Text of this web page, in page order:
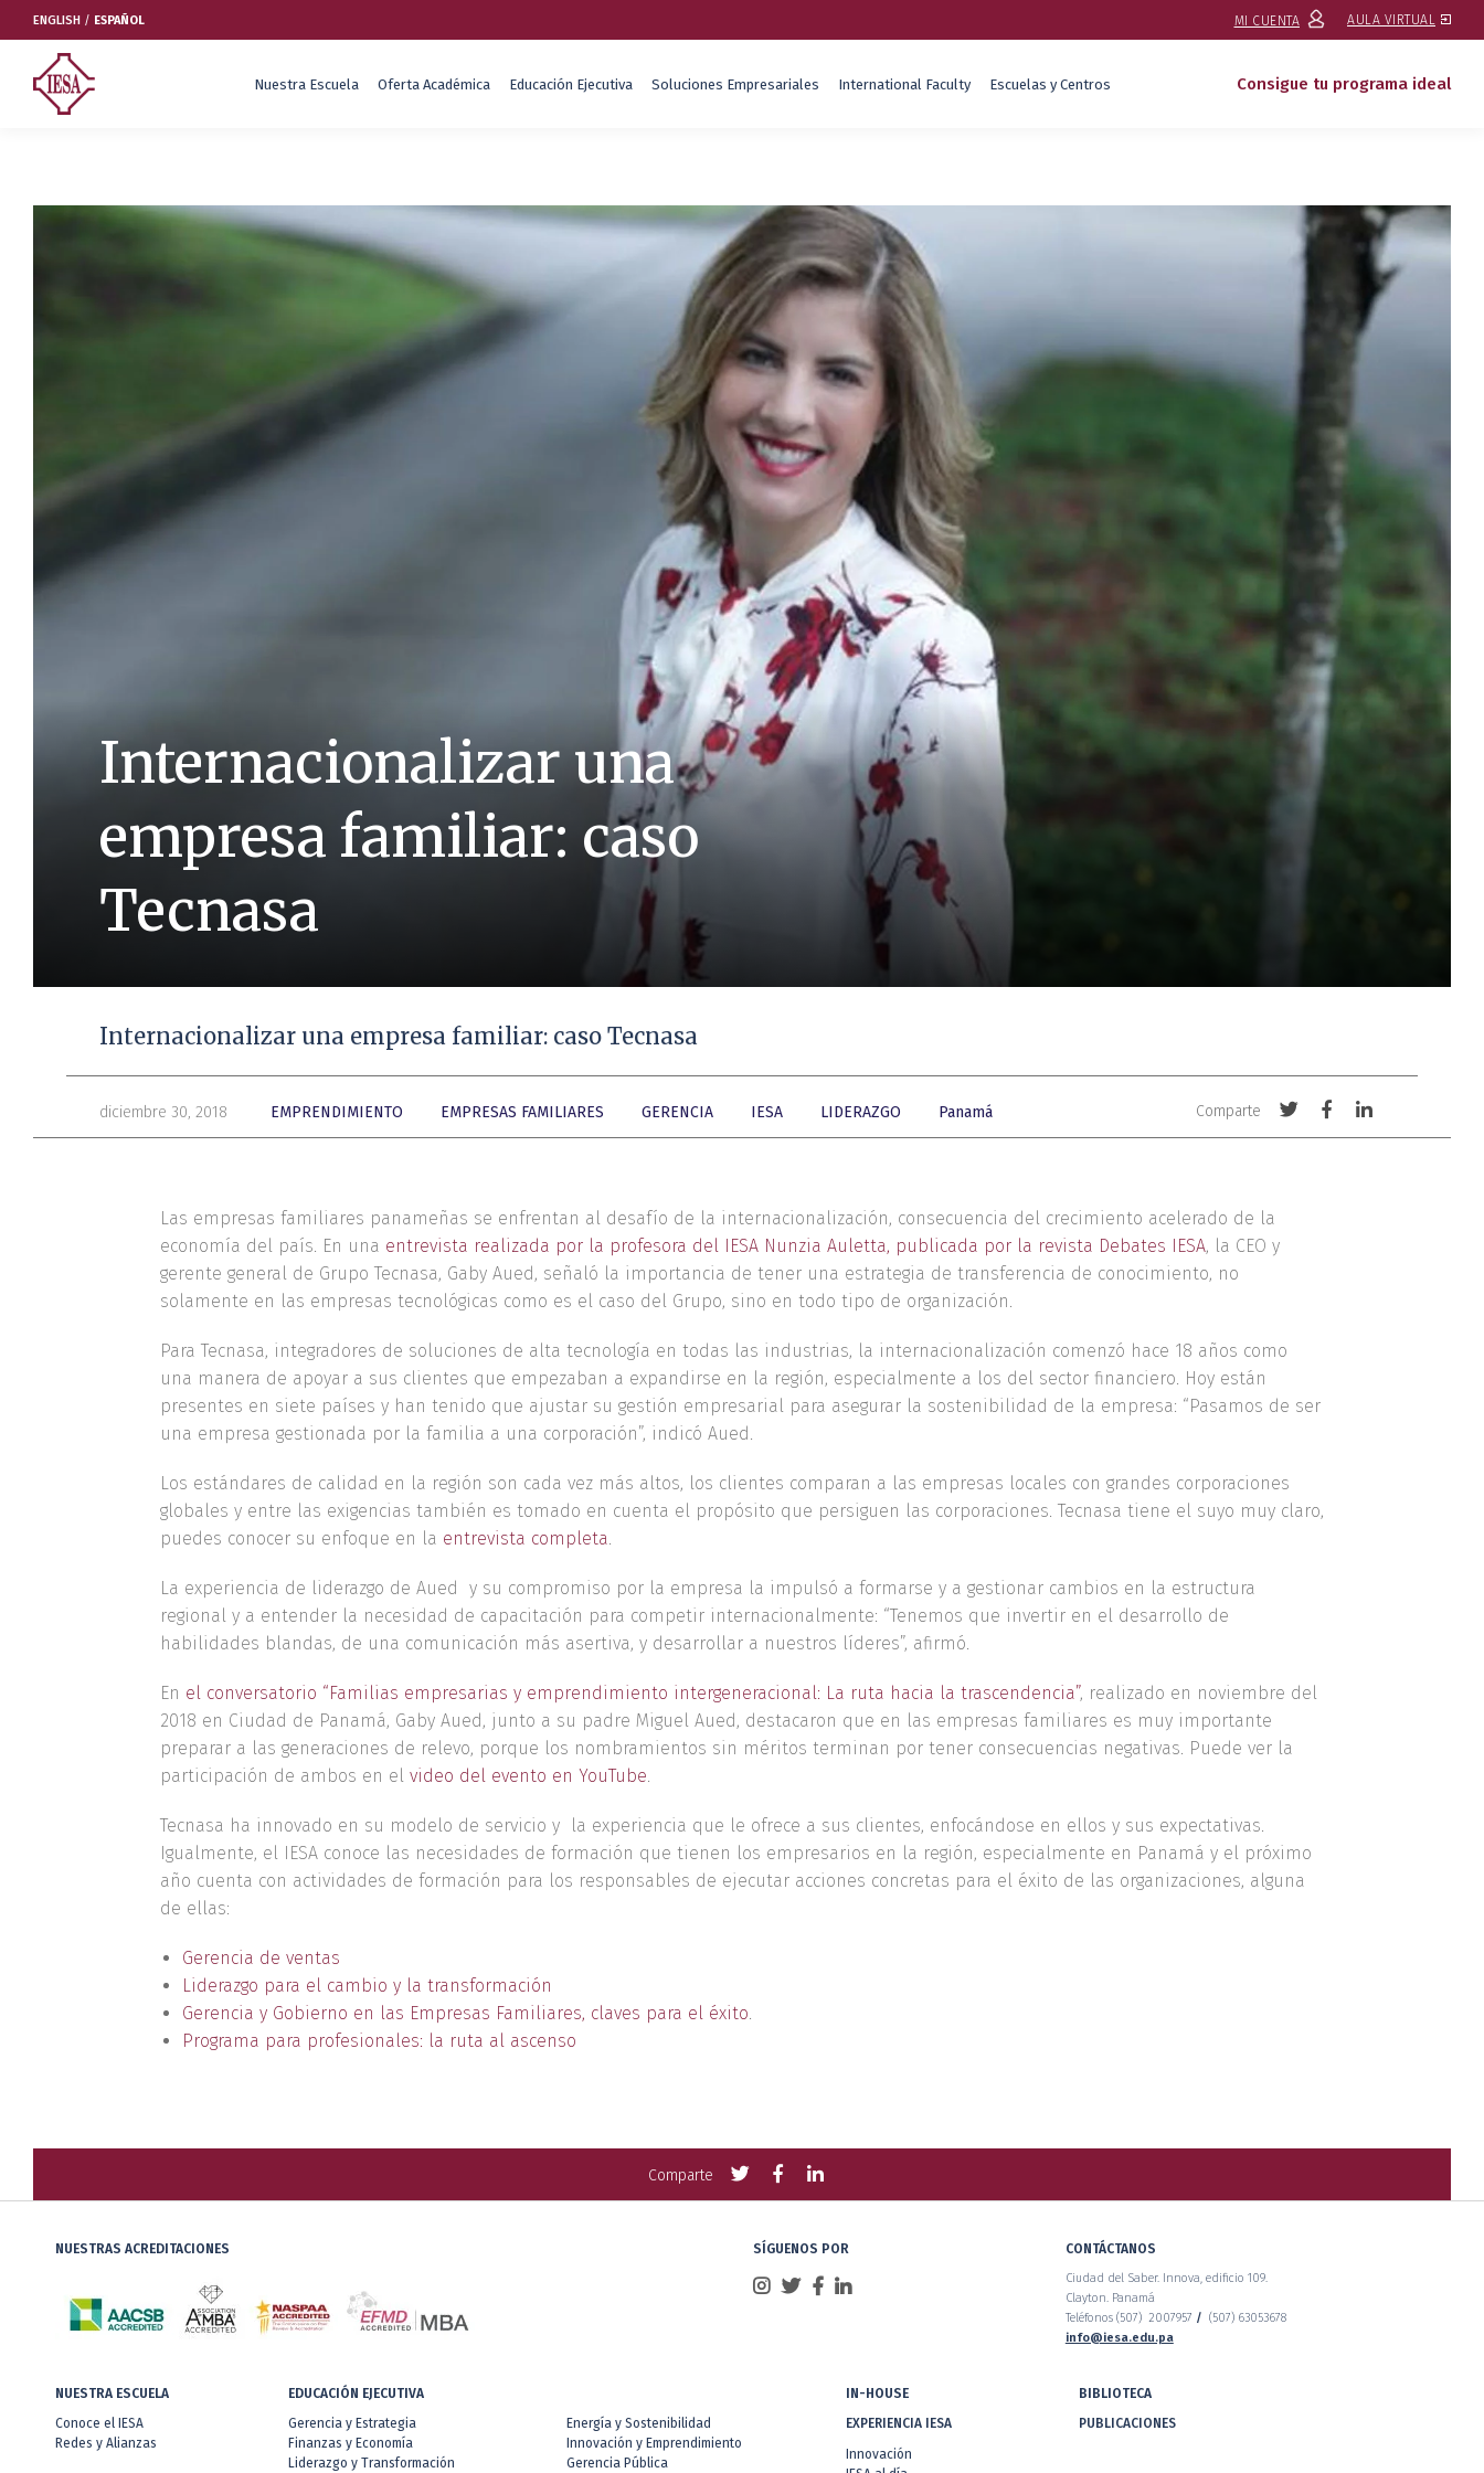
ENGLISH / ESPAÑOL MI CUENTA AULA VIRTUAL
Nuestra Escuela Oferta Académica Educación Ejecutiva Soluciones Empresariales International Faculty Escuelas y Centros Consigue tu programa ideal
Nuestra Escuela
Educación Ejecutiva
Internacionalizar una
empresa familiar: caso
Tecnasa
Internacionalizar una empresa familiar: caso Tecnasa
diciembre 30, 2018 EMPRENDIMIENTO EMPRESAS FAMILIARES GERENCIA IESA LIDERAZGO Panamá Comparte
Compartir
con
Compartir
con
Compartir
con
Las empresas familiares panameñas se enfrentan al desafío de la internacionalización, consecuencia del crecimiento acelerado de la
economía del país. En una entrevista realizada por la profesora del IESA Nunzia Auletta, publicada por la revista Debates IESA, la CEO y
gerente general de Grupo Tecnasa, Gaby Aued, señaló la importancia de tener una estrategia de transferencia de conocimiento, no
solamente en las empresas tecnológicas como es el caso del Grupo, sino en todo tipo de organización.
Para Tecnasa, integradores de soluciones de alta tecnología en todas las industrias, la internacionalización comenzó hace 18 años como
una manera de apoyar a sus clientes que empezaban a expandirse en la región, especialmente a los del sector financiero. Hoy están
presentes en siete países y han tenido que ajustar su gestión empresarial para asegurar la sostenibilidad de la empresa: “Pasamos de ser
una empresa gestionada por la familia a una corporación”, indicó Aued.
Los estándares de calidad en la región son cada vez más altos, los clientes comparan a las empresas locales con grandes corporaciones
globales y entre las exigencias también es tomado en cuenta el propósito que persiguen las corporaciones. Tecnasa tiene el suyo muy claro,
puedes conocer su enfoque en la entrevista completa.
La experiencia de liderazgo de Aued y su compromiso por la empresa la impulsó a formarse y a gestionar cambios en la estructura
regional y a entender la necesidad de capacitación para competir internacionalmente: “Tenemos que invertir en el desarrollo de
habilidades blandas, de una comunicación más asertiva, y desarrollar a nuestros líderes”, afirmó.
En el conversatorio “Familias empresarias y emprendimiento intergeneracional: La ruta hacia la trascendencia”, realizado en noviembre del
2018 en Ciudad de Panamá, Gaby Aued, junto a su padre Miguel Aued, destacaron que en las empresas familiares es muy importante
preparar a las generaciones de relevo, porque los nombramientos sin méritos terminan por tener consecuencias negativas. Puede ver la
participación de ambos en el video del evento en YouTube.
Tecnasa ha innovado en su modelo de servicio y la experiencia que le ofrece a sus clientes, enfocándose en ellos y sus expectativas.
Igualmente, el IESA conoce las necesidades de formación que tienen los empresarios en la región, especialmente en Panamá y el próximo
año cuenta con actividades de formación para los responsables de ejecutar acciones concretas para el éxito de las organizaciones, alguna
de ellas:
Gerencia de ventas
Liderazgo para el cambio y la transformación
Gerencia y Gobierno en las Empresas Familiares, claves para el éxito.
Programa para profesionales: la ruta al ascenso
Comparte
Compartir
con
Twitter
Compartir
con
Compartir
con
NUESTRAS ACREDITACIONES SÍGUENOS POR CONTÁCTANOS
Ciudad del Saber. Innova, edificio 109.
Clayton. Panamá
Teléfonos (507) 2007957 / (507) 63053678
info@iesa.edu.pa
NUESTRA ESCUELA
Conoce el IESA
Redes y Alianzas
EDUCACIÓN EJECUTIVA
Gerencia y Estrategia
Finanzas y Economía
Liderazgo y Transformación
Energía y Sostenibilidad
Innovación y Emprendimiento
Gerencia Pública
IN-HOUSE
EXPERIENCIA IESA
Innovación
BIBLIOTECA
PUBLICACIONES